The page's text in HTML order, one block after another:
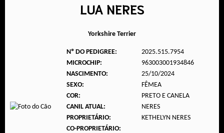
LUA NERES
Yorkshire Terrier
Nº DO PEDIGREE:
2025.515.7954
MICROCHIP:
963003001934846
NASCIMENTO:
25/10/2024
SEXO:
FÊMEA
COR:
PRETO E CANELA
CANIL ATUAL:
NERES
PROPRIETÁRIO:
KETHELYN NERES
CO-PROPRIETÁRIO: